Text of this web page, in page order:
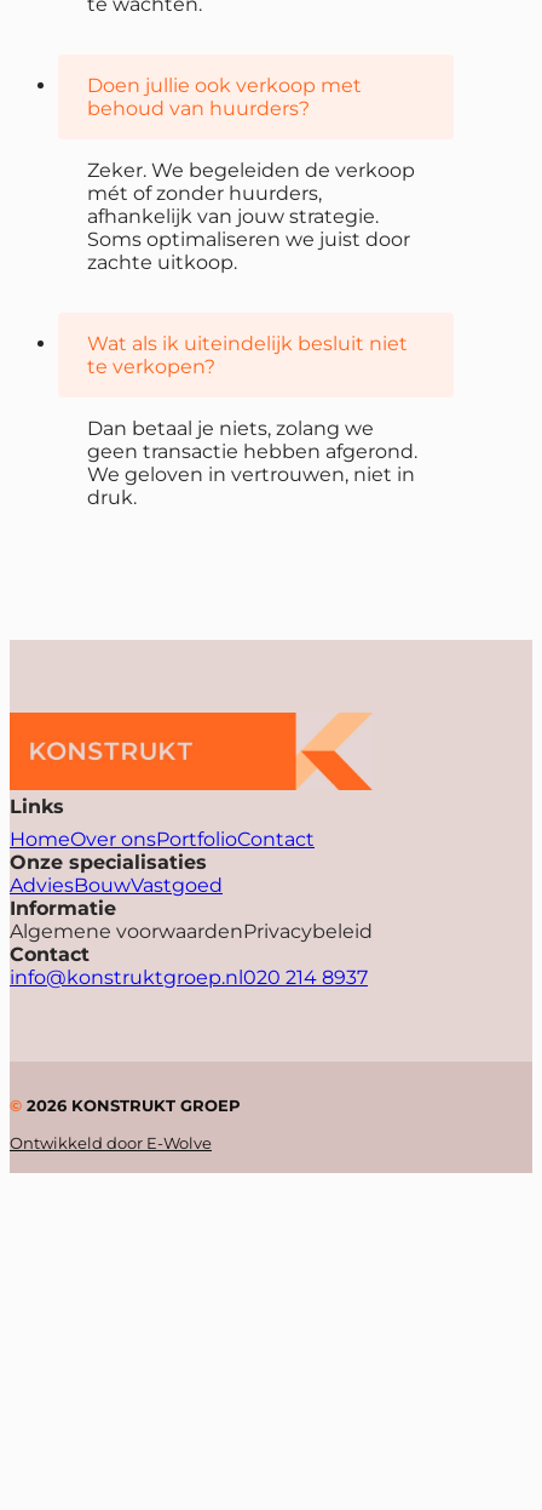
Doen jullie ook verkoop met
behoud van huurders?
Zeker. We begeleiden de verkoop
mét of zonder huurders,
afhankelijk van jouw strategie.
Soms optimaliseren we juist door
zachte uitkoop.
Wat als ik uiteindelijk besluit niet
te verkopen?
Dan betaal je niets, zolang we
geen transactie hebben afgerond.
We geloven in vertrouwen, niet in
druk.
Links
HomeOver onsPortfolioContact
Onze specialisaties
AdviesBouwVastgoed
Informatie
Algemene voorwaardenPrivacybeleid
Contact
info@konstruktgroep.nl 020 214 8937
© 2026 KONSTRUKT GROEP
Ontwikkeld door E-Wolve